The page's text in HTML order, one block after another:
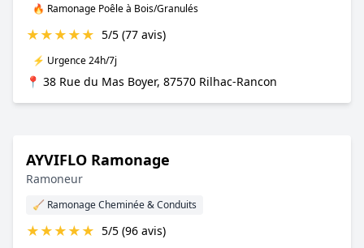
🔥 Ramonage Poêle à Bois/Granulés
★★★★★ 5/5 (77 avis)
⚡ Urgence 24h/7j
📍 38 Rue du Mas Boyer, 87570 Rilhac-Rancon
AYVIFLO Ramonage
Ramoneur
🧹 Ramonage Cheminée & Conduits
★★★★★ 5/5 (96 avis)